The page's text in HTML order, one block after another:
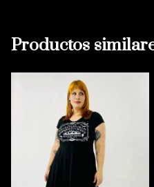
Productos